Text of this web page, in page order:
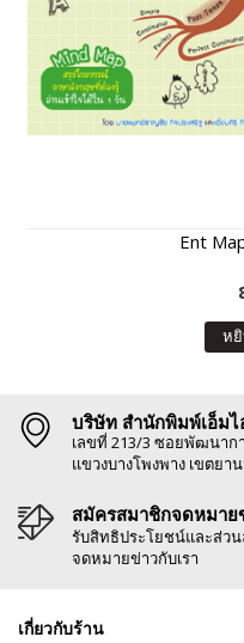
Ent
ห
บริษัท สำนักพิมพ์เอ็มไ
เลขที่ 213/3 ซอยพัฒนาก
แขวงบางโพงพาง เขตยา
สมัครสมาชิกจดหมาย
รับสิทธิประโยชน์และส่ว
จดหมายข่าวกับเรา
เกี่ยวกับร้าน